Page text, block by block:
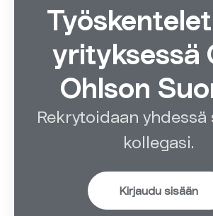
yrityksessä
Ohlson
Rekrytoidaan yhdessä
kollegasi.
Kirjaudu sisään